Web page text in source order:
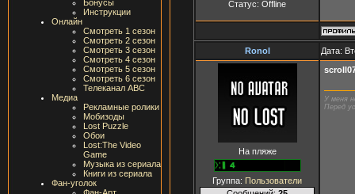
Бонусы
Инструкции
Онлайн
Смотреть 1 сезон
Смотреть 2 сезон
Смотреть 3 сезон
Смотреть 4 сезон
Смотреть 5 сезон
Смотреть 6 сезон
Телеканал ABC
Медиа
Рекламные ролики
Мобизоды
Lost Puzzle
Обои
Lost:The Video
Game
Музыка из сериала
Книги из сериала
Фан-уголок
Статус: Offline
Ronol Дата:
На пляже
Группа: Пользователи
У меня
Перед